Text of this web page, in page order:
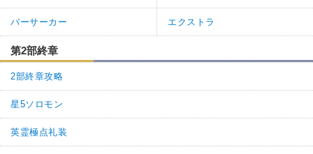
バーサーカー エクストラ
第2部終章
2部終章攻略
星5ソロモン
英霊極点礼装